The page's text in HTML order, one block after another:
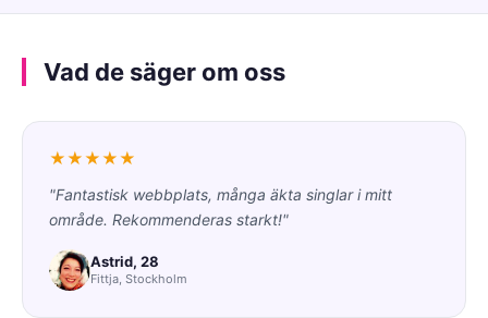
Vad de säger om oss
★★★★★
"Fantastisk webbplats, många äkta singlar i mitt
område. Rekommenderas starkt!"
Astrid, 28
Fittja, Stockholm